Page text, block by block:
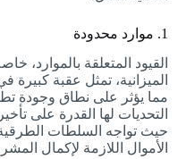
1. موارد محدودة
القيود المتعلقة بالموارد،
الميزانية، تمثل عقبة
مما يؤثر على نطاق وجودة
التحديات لها القدرة على
حيث تواجه السلطات
الأموال اللازمة لإكمال